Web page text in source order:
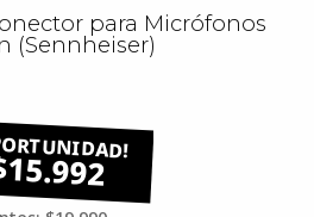
para Micrófonos
(Sennheiser)